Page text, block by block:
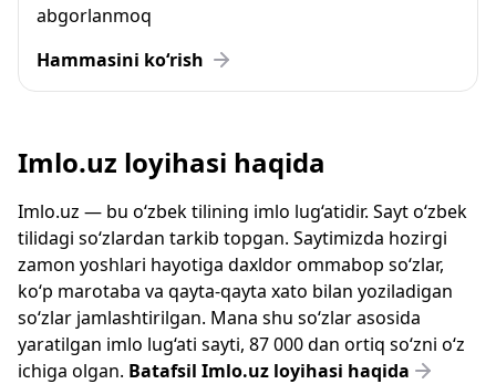
abgorlanmoq
Hammasini ko‘rish
Imlo.uz loyihasi haqida
Imlo.uz — bu o‘zbek tilining imlo lug‘atidir. Sayt o‘zbek
tilidagi so‘zlardan tarkib topgan. Saytimizda hozirgi
zamon yoshlari hayotiga daxldor ommabop so‘zlar,
ko‘p marotaba va qayta-qayta xato bilan yoziladigan
so‘zlar jamlashtirilgan. Mana shu so‘zlar asosida
yaratilgan imlo lug‘ati sayti, 87 000 dan ortiq so‘zni o‘z
ichiga olgan. Batafsil Imlo.uz loyihasi haqida